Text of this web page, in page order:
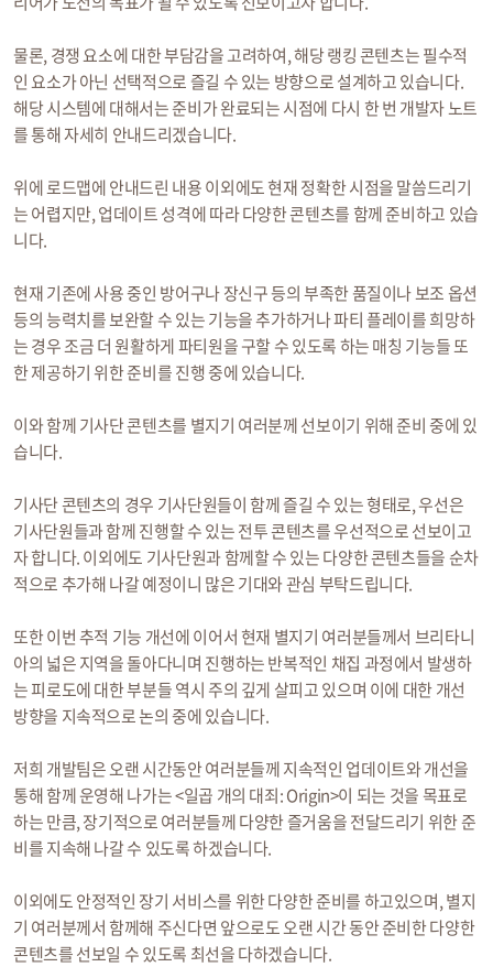
물론, 경쟁 요소에 대한 부담감을 고려하여, 해당 랭킹 콘텐츠는 필수적
인 요소가 아닌 선택적으로 즐길 수 있는 방향으로 설계하고 있습니다.
해당 시스템에 대해서는 준비가 완료되는 시점에 다시 한 번 개발자 노트
를 통해 자세히 안내드리겠습니다.
위에 로드맵에 안내드린 내용 이외에도 현재 정확한 시점을 말씀드리기
는 어렵지만, 업데이트 성격에 따라 다양한 콘텐츠를 함께 준비하고 있습
니다.
현재 기존에 사용 중인 방어구나 장신구 등의 부족한 품질이나 보조 옵션
등의 능력치를 보완할 수 있는 기능을 추가하거나 파티 플레이를 희망하
는 경우 조금 더 원활하게 파티원을 구할 수 있도록 하는 매칭 기능들 또
한 제공하기 위한 준비를 진행 중에 있습니다.
이와 함께 기사단 콘텐츠를 별지기 여러분께 선보이기 위해 준비 중에 있
습니다.
기사단 콘텐츠의 경우 기사단원들이 함께 즐길 수 있는 형태로, 우선은
기사단원들과 함께 진행할 수 있는 전투 콘텐츠를 우선적으로 선보이고
자 합니다. 이외에도 기사단원과 함께할 수 있는 다양한 콘텐츠들을 순차
적으로 추가해 나갈 예정이니 많은 기대와 관심 부탁드립니다.
또한 이번 추적 기능 개선에 이어서 현재 별지기 여러분들께서 브리타니
아의 넓은 지역을 돌아다니며 진행하는 반복적인 채집 과정에서 발생하
는 피로도에 대한 부분들 역시 주의 깊게 살피고 있으며 이에 대한 개선
방향을 지속적으로 논의 중에 있습니다.
저희 개발팀은 오랜 시간동안 여러분들께 지속적인 업데이트와 개선을
통해 함께 운영해 나가는 <일곱 개의 대죄: Origin>이 되는 것을 목표로
하는 만큼, 장기적으로 여러분들께 다양한 즐거움을 전달드리기 위한 준
비를 지속해 나갈 수 있도록 하겠습니다.
이외에도 안정적인 장기 서비스를 위한 다양한 준비를 하고있으며, 별지
기 여러분께서 함께해 주신다면 앞으로도 오랜 시간 동안 준비한 다양한
콘텐츠를 선보일 수 있도록 최선을 다하겠습니다.